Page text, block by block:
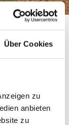
Über Cookies
zu
anbieten
zu
und eine